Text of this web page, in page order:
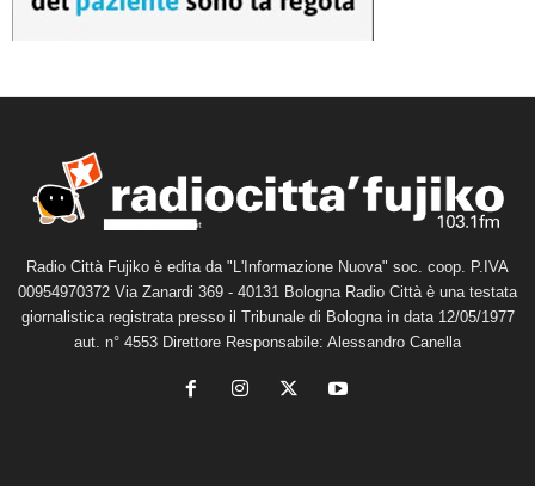
Radio Città Fujiko è edita da "L'Informazione Nuova" soc. coop. P.IVA
00954970372 Via Zanardi 369 - 40131 Bologna Radio Città è una testata
giornalistica registrata presso il Tribunale di Bologna in data 12/05/1977
aut. n° 4553 Direttore Responsabile: Alessandro Canella